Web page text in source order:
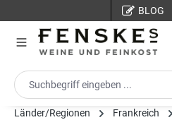
BLOG
Länder/Regionen Frankreich